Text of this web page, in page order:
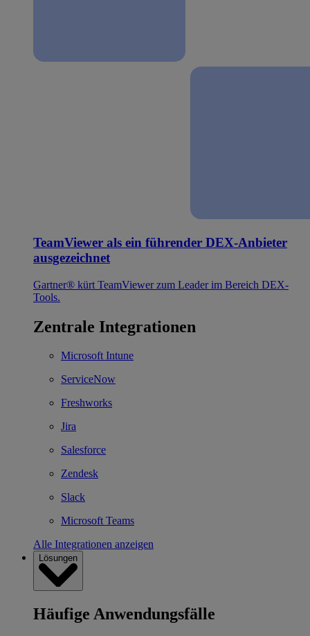
TeamViewer als ein führender DEX-Anbieter
ausgezeichnet
Gartner® kürt TeamViewer zum Leader im Bereich DEX-
Tools.
Zentrale Integrationen
Microsoft Intune
ServiceNow
Freshworks
Jira
Salesforce
Zendesk
Slack
Microsoft Teams
Alle Integrationen anzeigen
Lösungen
Häufige Anwendungsfälle